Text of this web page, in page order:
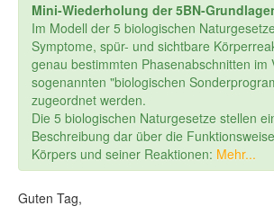
Mini-Wiederholung der 5BN-
Im Modell der 5 biologischen
Symptome, spür- und sichtbare
genau bestimmten Phasenabschnitten im
sogenannten "biologischen
zugeordnet werden.
Die 5 biologischen Naturgesetze stellen
Beschreibung dar über die
Körpers und seiner Reaktionen: Mehr...
Guten Tag,